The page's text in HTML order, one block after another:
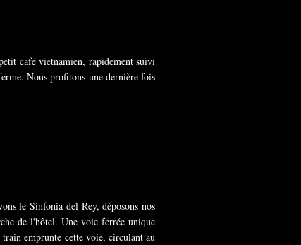
café vietnamien, rapidement suivi
Nous profitons une dernière fois
le Sinfonia del Rey, déposons nos
de l'hôtel. Une voie ferrée unique
emprunte cette voie, circulant au